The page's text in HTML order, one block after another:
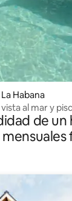
Habana
al mar y
de un